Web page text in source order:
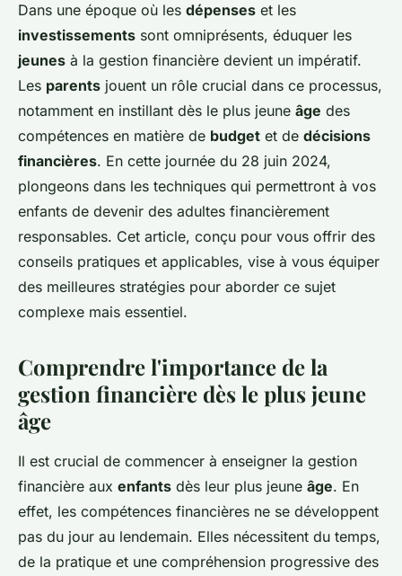
Dans une époque où les dépenses et les
investissements sont omniprésents, éduquer les
jeunes à la gestion financière devient un impératif.
Les parents jouent un rôle crucial dans ce processus,
notamment en instillant dès le plus jeune âge des
compétences en matière de budget et de décisions
financières. En cette journée du 28 juin 2024,
plongeons dans les techniques qui permettront à vos
enfants de devenir des adultes financièrement
responsables. Cet article, conçu pour vous offrir des
conseils pratiques et applicables, vise à vous équiper
des meilleures stratégies pour aborder ce sujet
complexe mais essentiel.
Comprendre l'importance de la
gestion financière dès le plus jeune
âge
Il est crucial de commencer à enseigner la gestion
financière aux enfants dès leur plus jeune âge. En
effet, les compétences financières ne se développent
pas du jour au lendemain. Elles nécessitent du temps,
de la pratique et une compréhension progressive des